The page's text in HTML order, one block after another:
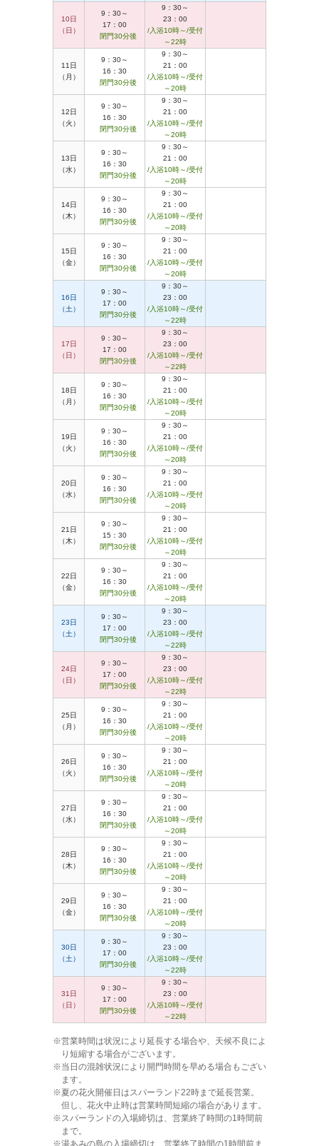
10日
（日）
9：30～
17：00
閉門30分後
9：30～
23：00
/入浴10時～/受付
～22時
11日
（月）
9：30～
16：30
閉門30分後
9：30～
21：00
/入浴10時～/受付
～20時
12日
（火）
9：30～
16：30
閉門30分後
9：30～
21：00
/入浴10時～/受付
～20時
13日
（水）
9：30～
16：30
閉門30分後
9：30～
21：00
/入浴10時～/受付
～20時
14日
（木）
9：30～
16：30
閉門30分後
9：30～
21：00
/入浴10時～/受付
～20時
15日
（金）
9：30～
16：30
閉門30分後
9：30～
21：00
/入浴10時～/受付
～20時
16日
（土）
9：30～
17：00
閉門30分後
9：30～
23：00
/入浴10時～/受付
～22時
17日
（日）
9：30～
17：00
閉門30分後
9：30～
23：00
/入浴10時～/受付
～22時
18日
（月）
9：30～
16：30
閉門30分後
9：30～
21：00
/入浴10時～/受付
～20時
19日
（火）
9：30～
16：30
閉門30分後
9：30～
21：00
/入浴10時～/受付
～20時
20日
（水）
9：30～
16：30
閉門30分後
9：30～
21：00
/入浴10時～/受付
～20時
21日
（木）
9：30～
15：30
閉門30分後
9：30～
21：00
/入浴10時～/受付
～20時
22日
（金）
9：30～
16：30
閉門30分後
9：30～
21：00
/入浴10時～/受付
～20時
23日
（土）
9：30～
17：00
閉門30分後
9：30～
23：00
/入浴10時～/受付
～22時
24日
（日）
9：30～
17：00
閉門30分後
9：30～
23：00
/入浴10時～/受付
～22時
25日
（月）
9：30～
16：30
閉門30分後
9：30～
21：00
/入浴10時～/受付
～20時
26日
（火）
9：30～
16：30
閉門30分後
9：30～
21：00
/入浴10時～/受付
～20時
27日
（水）
9：30～
16：30
閉門30分後
9：30～
21：00
/入浴10時～/受付
～20時
28日
（木）
9：30～
16：30
閉門30分後
9：30～
21：00
/入浴10時～/受付
～20時
29日
（金）
9：30～
16：30
閉門30分後
9：30～
21：00
/入浴10時～/受付
～20時
30日
（土）
9：30～
17：00
閉門30分後
9：30～
23：00
/入浴10時～/受付
～22時
31日
（日）
9：30～
17：00
閉門30分後
9：30～
23：00
/入浴10時～/受付
～22時
営業時間は状況により延長する場合や、天候不良によ
り短縮する場合がございます。
当日の混雑状況により開門時間を早める場合もござい
ます。
夏の花火開催日はスパーランド22時まで延長営業。
但し、花火中止時は営業時間短縮の場合があります。
スパーランドの入場締切は、営業終了時間の1時間前
まで。
湯あみの島の入場締切は、営業終了時間の1時間前ま